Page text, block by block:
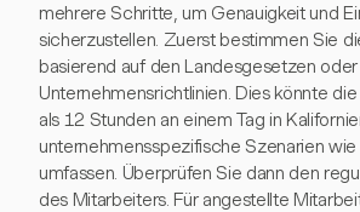
mehrere Schritte, um Genauigkeit und
sicherzustellen. Zuerst bestimmen Sie
basierend auf den Landesgesetzen oder
Unternehmensrichtlinien. Dies könnte
als 12 Stunden an einem Tag in
unternehmensspezifische Szenarien
umfassen. Überprüfen Sie dann den
des Mitarbeiters. Für angestellte